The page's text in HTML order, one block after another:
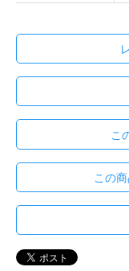
こ
この